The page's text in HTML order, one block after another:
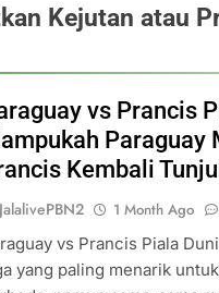
Kejutan atau
vs Prancis
Paraguay
Kembali
JalalivePBN2 1 Month Ago
vs Prancis Piala
yang paling menarik